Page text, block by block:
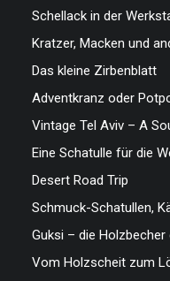
Schellack in der
Kratzer, Macken und
Das kleine Zirbenblatt
Adventkranz oder
Vintage Tel Aviv – A
Eine Schatulle für die
Desert Road Trip
Schmuck-Schatullen,
Guksi – die Holzbecher
Vom Holzscheit zum